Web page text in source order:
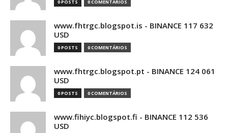
0 POSTS 0 COMENTÁRIOS
www.fhtrgc.blogspot.is - BINANCE 117 632
USD
0 POSTS 0 COMENTÁRIOS
www.fhtrgc.blogspot.pt - BINANCE 124 061
USD
0 POSTS 0 COMENTÁRIOS
www.fihiyc.blogspot.fi - BINANCE 112 536
USD